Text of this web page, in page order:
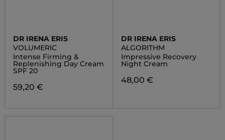
DR IRENA ERIS
VOLUMERIC
Intense Firming &
Replenishing Day Cream
SPF 20
59,20 €
DR IRENA ERIS
ALGORITHM
Impressive Recovery
Night Cream
48,00 €